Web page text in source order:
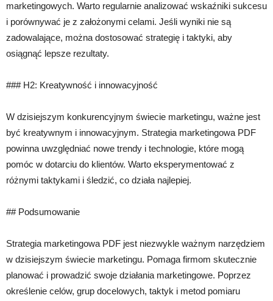
marketingowych. Warto regularnie analizować wskaźniki sukcesu
i porównywać je z założonymi celami. Jeśli wyniki nie są
zadowalające, można dostosować strategię i taktyki, aby
osiągnąć lepsze rezultaty.
### H2: Kreatywność i innowacyjność
W dzisiejszym konkurencyjnym świecie marketingu, ważne jest
być kreatywnym i innowacyjnym. Strategia marketingowa PDF
powinna uwzględniać nowe trendy i technologie, które mogą
pomóc w dotarciu do klientów. Warto eksperymentować z
różnymi taktykami i śledzić, co działa najlepiej.
## Podsumowanie
Strategia marketingowa PDF jest niezwykle ważnym narzędziem
w dzisiejszym świecie marketingu. Pomaga firmom skutecznie
planować i prowadzić swoje działania marketingowe. Poprzez
określenie celów, grup docelowych, taktyk i metod pomiaru